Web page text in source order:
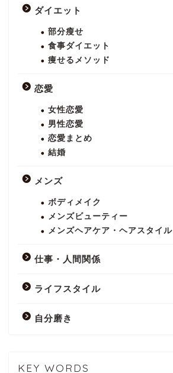
ダイエット
部分瘦せ
食事ダイエット
痩せるメソッド
恋愛
女性恋愛
男性恋愛
恋愛まとめ
結婚
メンズ
ボディメイク
メンズビューティー
メンズヘアケア・ヘアスタイル
仕事・人間関係
ライフスタイル
自分磨き
KEY WORDS